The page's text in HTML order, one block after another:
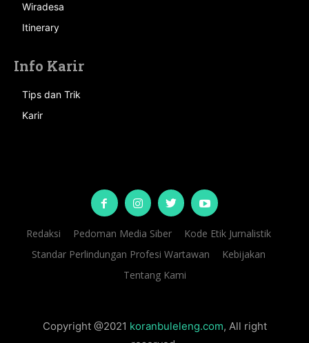
Wiradesa
Itinerary
Info Karir
Tips dan Trik
Karir
Redaksi Pedoman Media Siber
Kode Etik Jurnalistik
Standar Perlindungan Profesi Wartawan
Kebijakan
Tentang Kami
Copyright @2021 koranbuleleng.com, All right